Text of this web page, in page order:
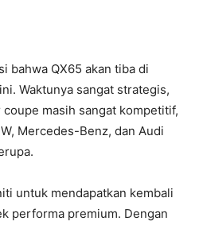
bahwa QX65 akan tiba di
Waktunya sangat strategis,
masih sangat kompetitif,
Mercedes-Benz, dan Audi
untuk mendapatkan kembali
performa premium. Dengan